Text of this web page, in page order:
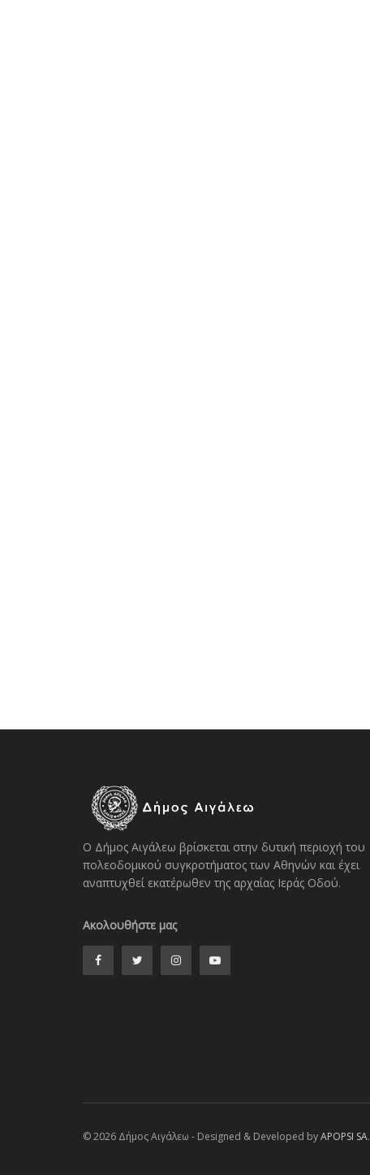
Ο Δήμος Αιγάλεω βρίσκεται στην δυτική περιοχή του
πολεοδομικού συγκροτήματος των Αθηνών και έχει
αναπτυχθεί εκατέρωθεν της αρχαίας Ιεράς Οδού.
Ακολουθήστε μας
© 2026 Δήμος Αιγάλεω - Designed & Developed byAPOPSI SA.